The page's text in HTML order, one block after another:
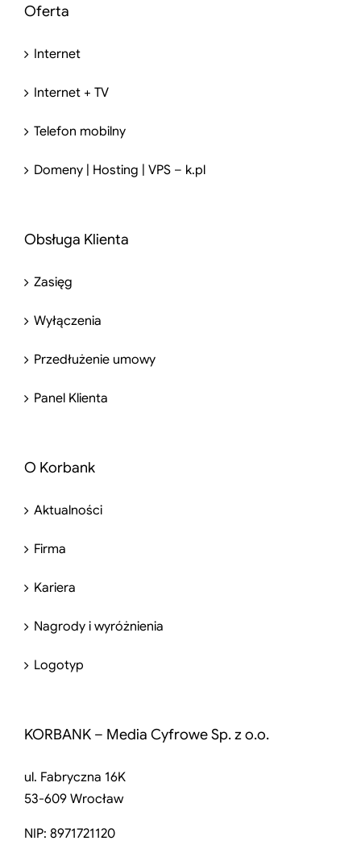
Oferta
Internet
Internet + TV
Telefon mobilny
Domeny | Hosting | VPS – k.pl
Obsługa Klienta
Zasięg
Wyłączenia
Przedłużenie umowy
Panel Klienta
O Korbank
Aktualności
Firma
Kariera
Nagrody i wyróżnienia
Logotyp
KORBANK – Media Cyfrowe Sp. z o.o.
ul. Fabryczna 16K
53-609 Wrocław
NIP: 8971721120